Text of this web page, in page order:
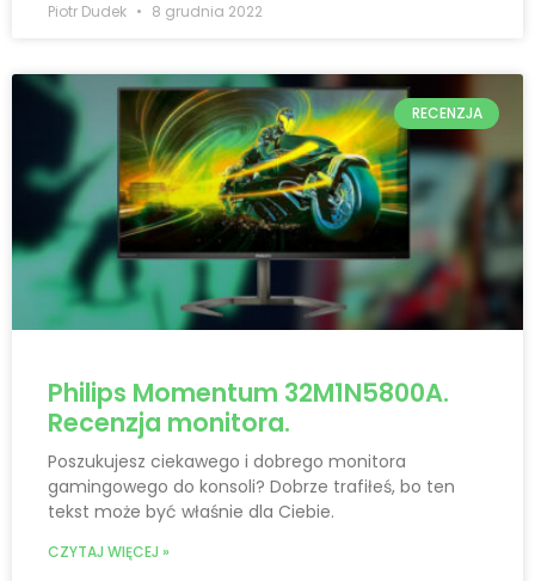
Piotr Dudek 8 grudnia 2022
RECENZJA
Philips Momentum 32M1N5800A.
Recenzja monitora.
Poszukujesz ciekawego i dobrego monitora
gamingowego do konsoli? Dobrze trafiłeś, bo ten
tekst może być właśnie dla Ciebie.
CZYTAJ WIĘCEJ »